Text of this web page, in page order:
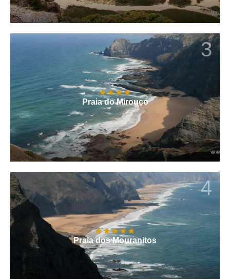
3
Praia do Mirouço
4
Praia dos Mouranitos